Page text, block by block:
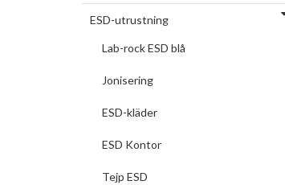
ESD-utrustning
Lab-rock ESD blå
Jonisering
ESD-kläder
ESD Kontor
Tejp ESD